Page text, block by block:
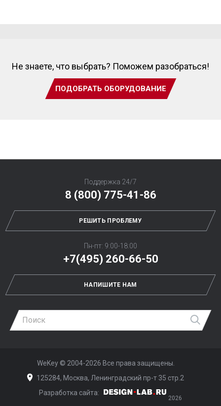
Не знаете, что выбрать? Поможем разобраться!
ПОДОБРАТЬ ОБОРУДОВАНИЕ
Поддержка 24/7
8 (800) 775-41-86
РЕШИТЬ ПРОБЛЕМУ
Пн-пт: 9:00-18:00
+7(495) 260-66-50
НАПИШИТЕ НАМ
WeKey © 2004-2026 Все права защищены.
125284, Москва, Ленинградский пр-т 35 стр.2
Разработка сайта:
2026